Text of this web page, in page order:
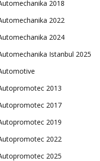
2018
2022
2024
Istanbul 2025
2013
2017
2019
2022
2025